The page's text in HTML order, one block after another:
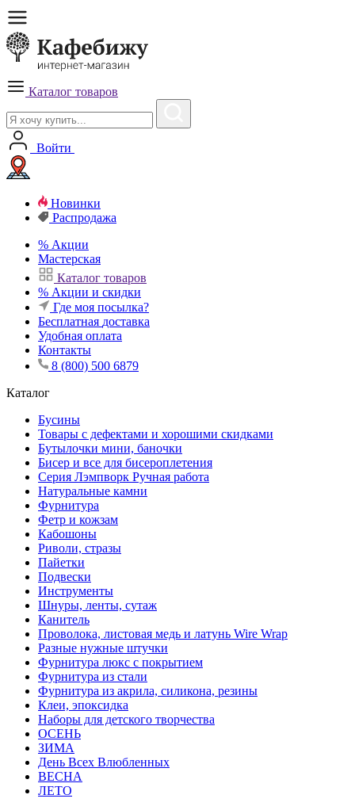
Каталог товаров
Войти
Новинки
Распродажа
% Акции
Мастерская
Каталог товаров
% Акции и скидки
Где моя посылка?
Бесплатная доставка
Удобная оплата
Контакты
8 (800) 500 6879
Каталог
Бусины
Товары с дефектами и хорошими скидками
Бутылочки мини, баночки
Бисер и все для бисероплетения
Серия Лэмпворк Ручная работа
Натуральные камни
Фурнитура
Фетр и кожзам
Кабошоны
Риволи, стразы
Пайетки
Подвески
Инструменты
Шнуры, ленты, сутаж
Канитель
Проволока, листовая медь и латунь Wire Wrap
Разные нужные штучки
Фурнитура люкс с покрытием
Фурнитура из стали
Фурнитура из акрила, силикона, резины
Клеи, эпоксидка
Наборы для детского творчества
ОСЕНЬ
ЗИМА
День Всех Влюбленных
ВЕСНА
ЛЕТО